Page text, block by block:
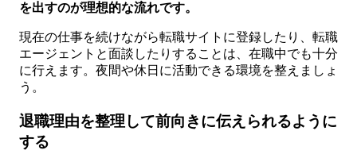
を出すのが理想的な流れです。
現在の仕事を続けながら転職サイトに登録したり、転職
エージェントと面談したりすることは、在職中でも十分
に行えます。夜間や休日に活動できる環境を整えましょ
う。
退職理由を整理して前向きに伝えられるように
する